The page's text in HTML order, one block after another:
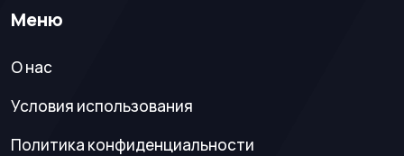
Меню
О нас
Условия использования
Политика конфиденциальности